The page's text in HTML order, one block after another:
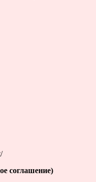
соглашение)